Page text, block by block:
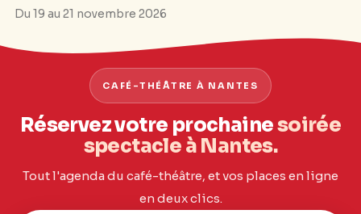
Du 19 au 21 novembre 2026
CAFÉ-THÉÂTRE À NANTES
Réservez votre prochainesoirée
spectacle à Nantes.
Tout l'agenda du café-théâtre, et vos places en ligne
en deux clics.